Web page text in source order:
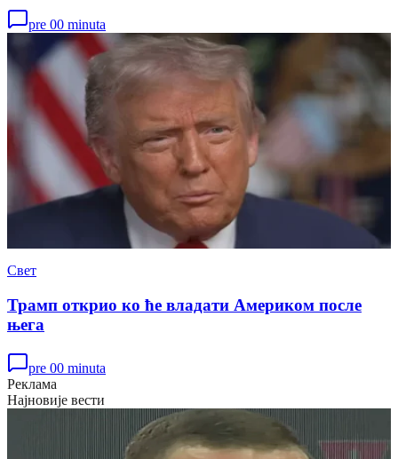
pre 00 minuta
Свет
Трамп открио ко ће владати Америком после
њега
pre 00 minuta
Реклама
Најновије вести